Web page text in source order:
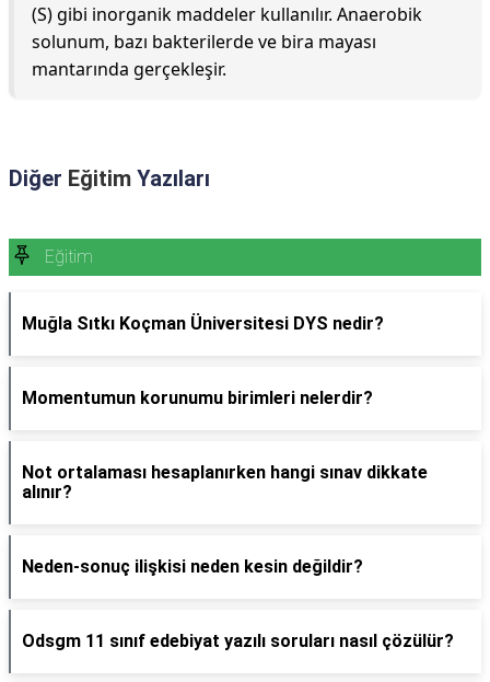
(S) gibi inorganik maddeler kullanılır. Anaerobik
solunum, bazı bakterilerde ve bira mayası
mantarında gerçekleşir.
Diğer Eğitim Yazıları
Eğitim
Muğla Sıtkı Koçman Üniversitesi DYS nedir?
Momentumun korunumu birimleri nelerdir?
Not ortalaması hesaplanırken hangi sınav dikkate
alınır?
Neden-sonuç ilişkisi neden kesin değildir?
Odsgm 11 sınıf edebiyat yazılı soruları nasıl çözülür?